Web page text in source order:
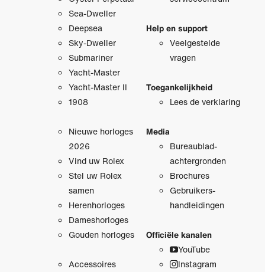
Sea-Dweller
Deepsea
Sky-Dweller
Submariner
Yacht-Master
Yacht-Master II
1908
Nieuwe horloges
2026
Vind uw Rolex
Stel uw Rolex
samen
Herenhorloges
Dameshorloges
Gouden horloges
Accessoires
Help en support
Veelgestelde
vragen
Toegankelijkheid
Lees de verklaring
Media
Bureaublad­
achtergronden
Brochures
Gebruikers­
handleidingen
Officiële kanalen
YouTube
Instagram